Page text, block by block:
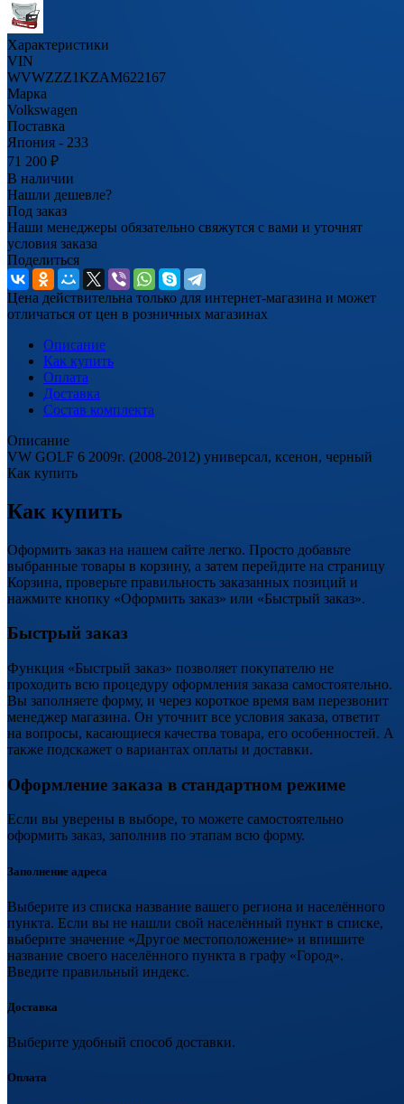
Характеристики
VIN
WVWZZZ1KZAM622167
Марка
Volkswagen
Поставка
Япония - 233
71 200 ₽
В наличии
Нашли дешевле?
Под заказ
Наши менеджеры обязательно свяжутся с вами и уточнят
условия заказа
Поделиться
Цена действительна только для интернет-магазина и может
отличаться от цен в розничных магазинах
Описание
Как купить
Оплата
Доставка
Состав комплекта
Описание
VW GOLF 6 2009г. (2008-2012) универсал, ксенон, черный
Как купить
Как купить
Оформить заказ на нашем сайте легко. Просто добавьте
выбранные товары в корзину, а затем перейдите на страницу
Корзина, проверьте правильность заказанных позиций и
нажмите кнопку «Оформить заказ» или «Быстрый заказ».
Быстрый заказ
Функция «Быстрый заказ» позволяет покупателю не
проходить всю процедуру оформления заказа самостоятельно.
Вы заполняете форму, и через короткое время вам перезвонит
менеджер магазина. Он уточнит все условия заказа, ответит
на вопросы, касающиеся качества товара, его особенностей. А
также подскажет о вариантах оплаты и доставки.
Оформление заказа в стандартном режиме
Если вы уверены в выборе, то можете самостоятельно
оформить заказ, заполнив по этапам всю форму.
Заполнение адреса
Выберите из списка название вашего региона и населённого
пункта. Если вы не нашли свой населённый пункт в списке,
выберите значение «Другое местоположение» и впишите
название своего населённого пункта в графу «Город».
Введите правильный индекс.
Доставка
Выберите удобный способ доставки.
Оплата